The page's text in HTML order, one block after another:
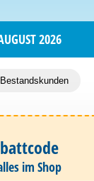
2026
Bestandskunden
im Shop